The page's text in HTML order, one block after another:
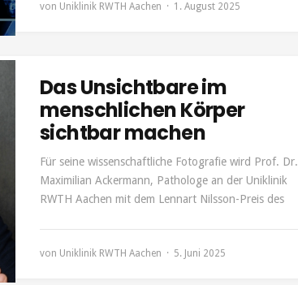
von Uniklinik RWTH Aachen 1. August 2025
Das Unsichtbare im
menschlichen Körper
sichtbar machen
Für seine wissenschaftliche Fotografie wird Prof. Dr.
Maximilian Ackermann, Pathologe an der Uniklinik
RWTH Aachen mit dem Lennart Nilsson-Preis des
von Uniklinik RWTH Aachen 5. Juni 2025